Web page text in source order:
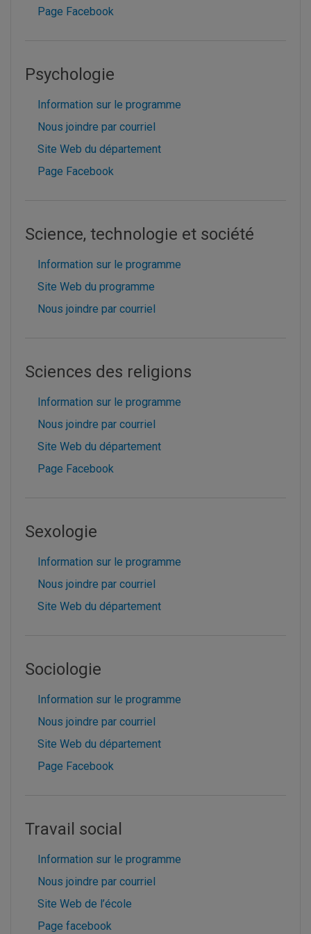
Page Facebook
Psychologie
Information sur le programme
Nous joindre par courriel
Site Web du département
Page Facebook
Science, technologie et société
Information sur le programme
Site Web du programme
Nous joindre par courriel
Sciences des religions
Information sur le programme
Nous joindre par courriel
Site Web du département
Page Facebook
Sexologie
Information sur le programme
Nous joindre par courriel
Site Web du département
Sociologie
Information sur le programme
Nous joindre par courriel
Site Web du département
Page Facebook
Travail social
Information sur le programme
Nous joindre par courriel
Site Web de l’école
Page facebook